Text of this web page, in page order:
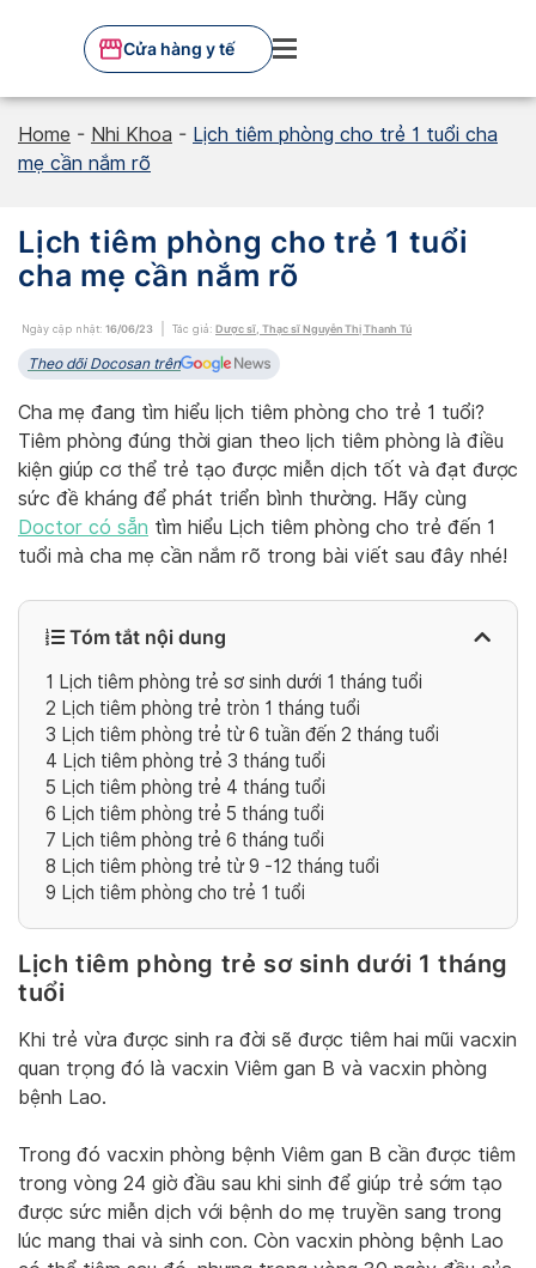
Cửa hàng y tế
Home - Nhi Khoa - Lịch tiêm phòng cho trẻ 1 tuổi cha
mẹ cần nắm rõ
Lịch tiêm phòng cho trẻ 1 tuổi
cha mẹ cần nắm rõ
Ngày cập nhật: 16/06/23 Tác giả: Dược sĩ, Thạc sĩ Nguyễn Thị Thanh Tú
Theo dõi Docosan trên
Cha mẹ đang tìm hiểu lịch tiêm phòng cho trẻ 1 tuổi?
Tiêm phòng đúng thời gian theo lịch tiêm phòng là điều
kiện giúp cơ thể trẻ tạo được miễn dịch tốt và đạt được
sức đề kháng để phát triển bình thường. Hãy cùng
Doctor có sẵn tìm hiểu Lịch tiêm phòng cho trẻ đến 1
tuổi mà cha mẹ cần nắm rõ trong bài viết sau đây nhé!
Tóm tắt nội dung
1 Lịch tiêm phòng trẻ sơ sinh dưới 1 tháng tuổi
2 Lịch tiêm phòng trẻ tròn 1 tháng tuổi
3 Lịch tiêm phòng trẻ từ 6 tuần đến 2 tháng tuổi
4 Lịch tiêm phòng trẻ 3 tháng tuổi
5 Lịch tiêm phòng trẻ 4 tháng tuổi
6 Lịch tiêm phòng trẻ 5 tháng tuổi
7 Lịch tiêm phòng trẻ 6 tháng tuổi
8 Lịch tiêm phòng trẻ từ 9 -12 tháng tuổi
9 Lịch tiêm phòng cho trẻ 1 tuổi
Lịch tiêm phòng trẻ sơ sinh dưới 1 tháng
tuổi
Khi trẻ vừa được sinh ra đời sẽ được tiêm hai mũi vacxin
quan trọng đó là vacxin Viêm gan B và vacxin phòng
bệnh Lao.
Trong đó vacxin phòng bệnh Viêm gan B cần được tiêm
trong vòng 24 giờ đầu sau khi sinh để giúp trẻ sớm tạo
được sức miễn dịch với bệnh do mẹ truyền sang trong
lúc mang thai và sinh con. Còn vacxin phòng bệnh Lao